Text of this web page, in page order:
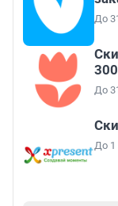
До
До
До 1